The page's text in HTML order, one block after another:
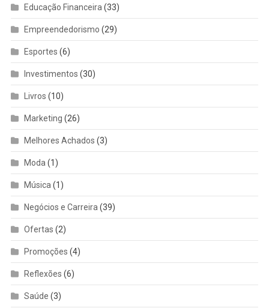
Educação Financeira (33)
Empreendedorismo (29)
Esportes (6)
Investimentos (30)
Livros (10)
Marketing (26)
Melhores Achados (3)
Moda (1)
Música (1)
Negócios e Carreira (39)
Ofertas (2)
Promoções (4)
Reflexões (6)
Saúde (3)